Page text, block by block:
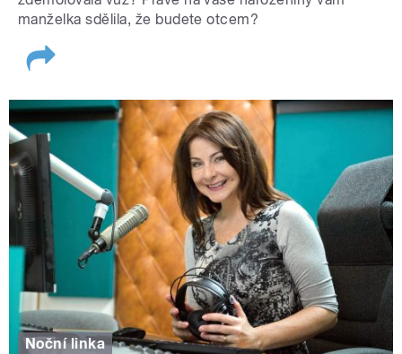
manželka sdělila, že budete otcem?
Noční linka